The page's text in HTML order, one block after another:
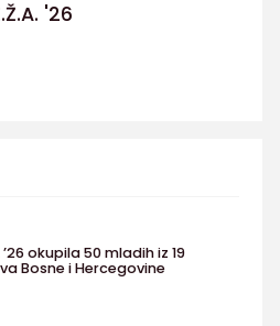
'26
’26 okupila 50 mladih iz 19
Bosne i Hercegovine